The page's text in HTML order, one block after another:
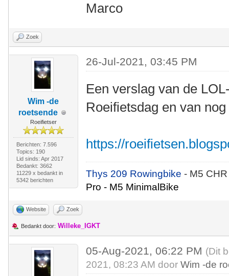
Marco
Zoek
Wim -de
roetsende
Roeifietser
Berichten: 7.596
Topics: 190
Lid sinds: Apr 2017
Bedankt: 3662
11229 x bedankt in
5342 berichten
26-Jul-2021, 03:45 PM
Een verslag van de
Roeifietsdag en van
https://
Thys 209 Rowingbike- M5
Pro - M5 MinimalBike
Website Zoek
Bedankt door: Willeke_IGKT
05-Aug-2021, 06:22 PM (Dit
2021, 08:23 AM doorWim -de